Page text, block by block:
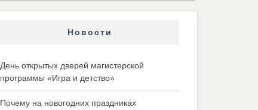
Новости
День открытых дверей магистерской
программы «Игра и детство»
Почему на новогодних праздниках